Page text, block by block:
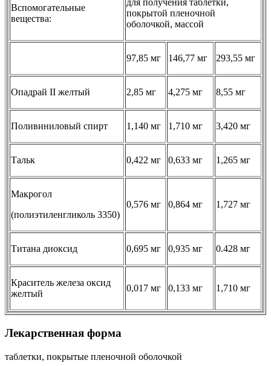
Вспомогательные
вещества:
для получения таблетки,
покрытой пленочной
оболочкой, массой
97,85 мг 146,77 мг 293,55 мг
Опадрай II желтый 2,85 мг 4,275 мг 8,55 мг
Поливиниловый спирт 1,140 мг 1,710 мг 3,420 мг
Тальк 0,422 мг 0,633 мг 1,265 мг
Макрогол
(полиэтиленгликоль 3350)
0,576 мг 0,864 мг 1,727 мг
Титана диоксид 0,695 мг 0,935 мг 0.428 мг
Краситель железа оксид
желтый
0,017 мг 0,133 мг 1,710 мг
Лекарственная форма
таблетки, покрытые пленочной оболочкой